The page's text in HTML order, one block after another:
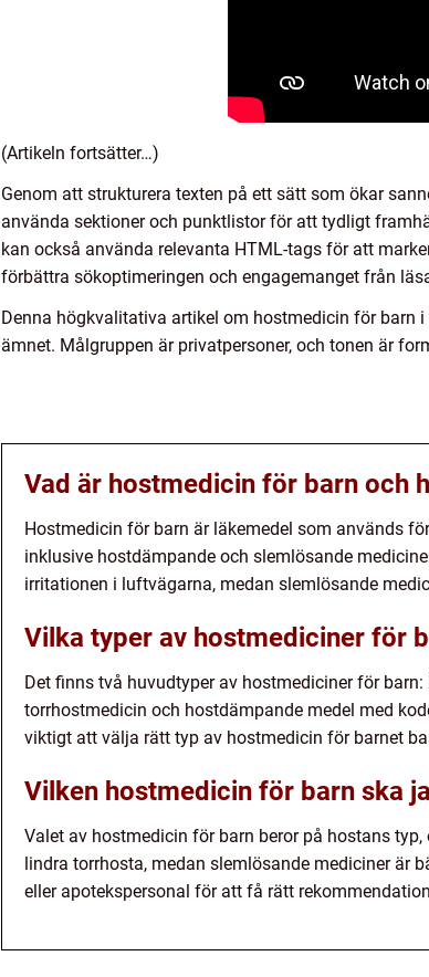
(Artikeln fortsätter…)
Genom att strukturera texten på ett sätt som ökar
använda sektioner och punktlistor för att tydligt
kan också använda relevanta HTML-tags för att
förbättra sökoptimeringen och engagemanget från
Denna högkvalitativa artikel om hostmedicin för barn
ämnet. Målgruppen är privatpersoner, och tonen är
Vad är hostmedicin för barn och
Hostmedicin för barn är läkemedel som används
inklusive hostdämpande och slemlösande
irritationen i luftvägarna, medan slemlösande
Vilka typer av hostmediciner för
Det finns två huvudtyper av hostmediciner för
torrhostmedicin och hostdämpande medel med
viktigt att välja rätt typ av hostmedicin för barnet
Vilken hostmedicin för barn ska
Valet av hostmedicin för barn beror på hostans
lindra torrhosta, medan slemlösande mediciner är
eller apotekspersonal för att få rätt